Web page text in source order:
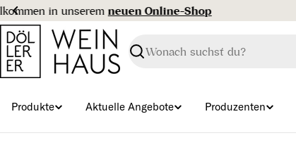
Zum
Inhalt
springen
Suchen
Produkte Aktuelle Angebote Produzenten